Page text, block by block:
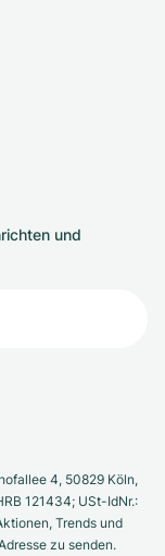
und
4, 50829 Köln,
121434; USt-IdNr.:
Trends und
zu senden.